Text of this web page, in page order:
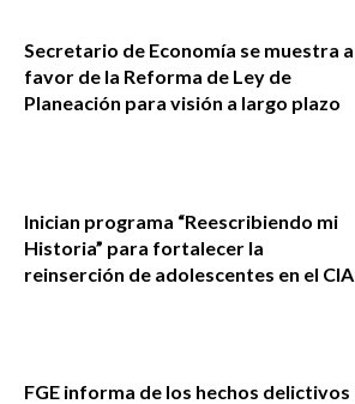
Secretario de Economía se muestra a
favor de la Reforma de Ley de
Planeación para visión a largo plazo
Inician programa “Reescribiendo mi
Historia” para fortalecer la
reinserción de adolescentes en el CIA
FGE informa de los hechos delictivos